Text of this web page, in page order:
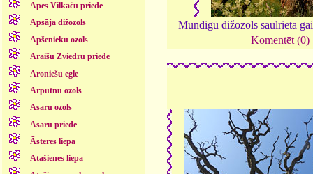
Apes Vilkaču priede
Apsāja dižozols
Apšenieku ozols
Āraišu Zviedru priede
Aroniešu egle
Ārputnu ozols
Asaru ozols
Asaru priede
Āsteres liepa
Atašienes liepa
Mundigu dižozols saulrieta
Komentēt (0)